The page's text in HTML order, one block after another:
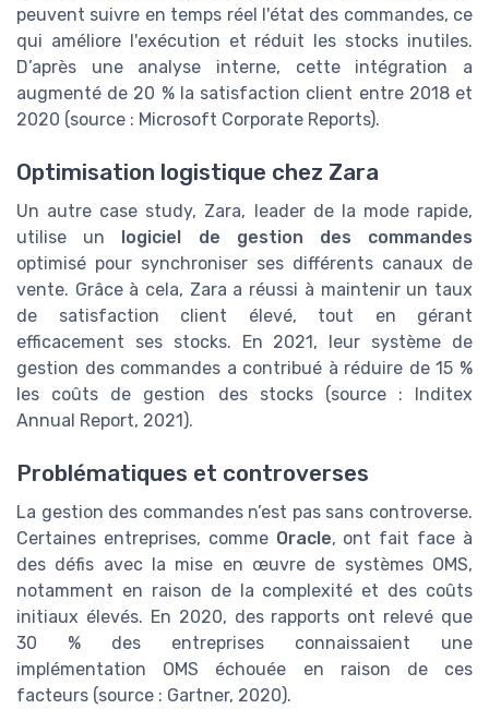
peuvent suivre en temps réel l'état des commandes, ce
qui améliore l'exécution et réduit les stocks inutiles.
D’après une analyse interne, cette intégration a
augmenté de 20 % la satisfaction client entre 2018 et
2020 (source : Microsoft Corporate Reports).
Optimisation logistique chez Zara
Un autre case study, Zara, leader de la mode rapide,
utilise un logiciel de gestion des commandes
optimisé pour synchroniser ses différents canaux de
vente. Grâce à cela, Zara a réussi à maintenir un taux
de satisfaction client élevé, tout en gérant
efficacement ses stocks. En 2021, leur système de
gestion des commandes a contribué à réduire de 15 %
les coûts de gestion des stocks (source : Inditex
Annual Report, 2021).
Problématiques et controverses
La gestion des commandes n’est pas sans controverse.
Certaines entreprises, comme Oracle, ont fait face à
des défis avec la mise en œuvre de systèmes OMS,
notamment en raison de la complexité et des coûts
initiaux élevés. En 2020, des rapports ont relevé que
30 % des entreprises connaissaient une
implémentation OMS échouée en raison de ces
facteurs (source : Gartner, 2020).